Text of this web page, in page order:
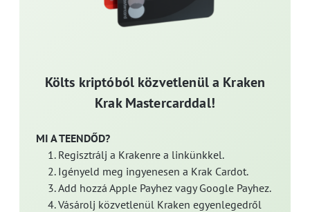
Költs kriptóból közvetlenül a Kraken
Krak Mastercarddal!
MI A TEENDŐD?
Regisztrálj a Krakenre a linkünkkel.
Igényeld meg ingyenesen a Krak Cardot.
Add hozzá Apple Payhez vagy Google Payhez.
Vásárolj közvetlenül Kraken egyenlegedről